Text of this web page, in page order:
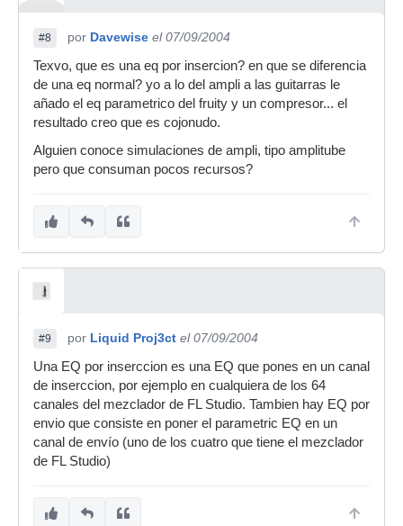
#8 por Davewise el 07/09/2004
Texvo, que es una eq por insercion? en que se diferencia
de una eq normal? yo a lo del ampli a las guitarras le
añado el eq parametrico del fruity y un compresor... el
resultado creo que es cojonudo.
Alguien conoce simulaciones de ampli, tipo amplitube
pero que consuman pocos recursos?
#9 por Liquid Proj3ct el 07/09/2004
Una EQ por inserccion es una EQ que pones en un canal
de inserccion, por ejemplo en cualquiera de los 64
canales del mezclador de FL Studio. Tambien hay EQ por
envio que consiste en poner el parametric EQ en un
canal de envío (uno de los cuatro que tiene el mezclador
de FL Studio)